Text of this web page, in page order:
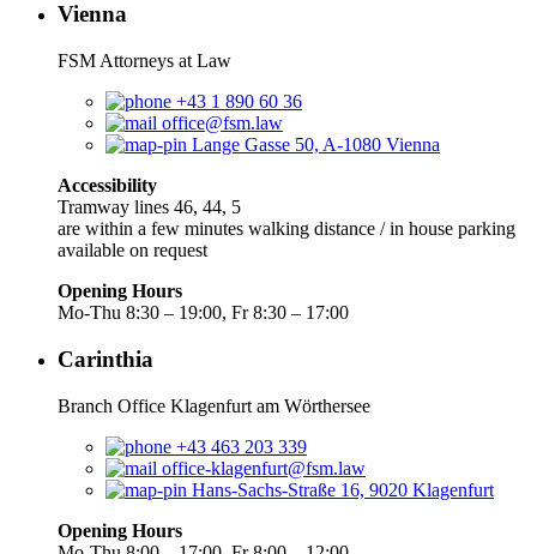
Vienna
FSM Attorneys at Law
+43 1 890 60 36
office@fsm.law
Lange Gasse 50, A-1080 Vienna
Accessibility
Tramway lines 46, 44, 5
are within a few minutes walking distance / in house parking
available on request
Opening Hours
Mo-Thu 8:30 – 19:00, Fr 8:30 – 17:00
Carinthia
Branch Office Klagenfurt am Wörthersee
+43 463 203 339
office-klagenfurt@fsm.law
Hans-Sachs-Straße 16, 9020 Klagenfurt
Opening Hours